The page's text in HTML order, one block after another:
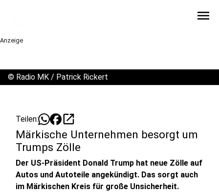
menu
Anzeige
© Radio MK / Patrick Rickert
Teilen: open_in_new
Märkische Unternehmen besorgt um
Trumps Zölle
Der US-Präsident Donald Trump hat neue Zölle auf
Autos und Autoteile angekündigt. Das sorgt auch
im Märkischen Kreis für große Unsicherheit.